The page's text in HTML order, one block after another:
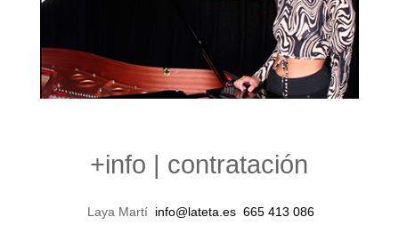
+info | contratación
Laya Martí info@lateta.es 665 413 086